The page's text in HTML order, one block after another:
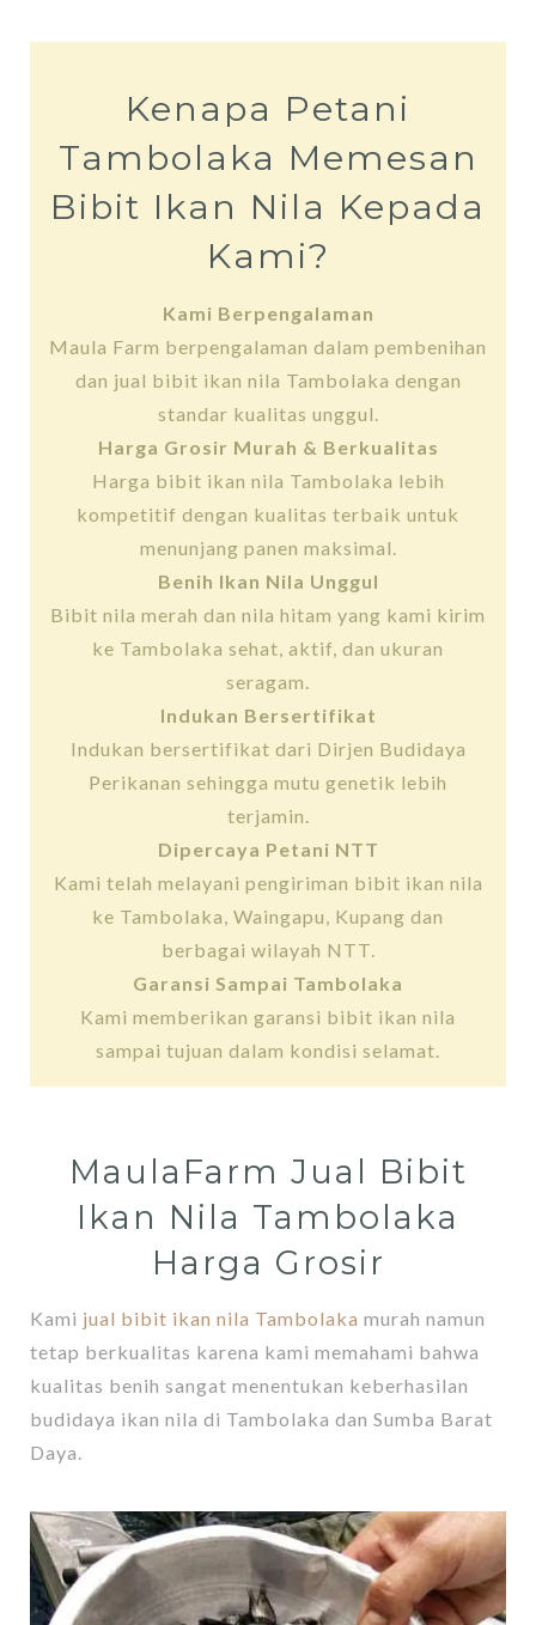
Kenapa Petani
Tambolaka Memesan
Bibit Ikan Nila Kepada
Kami?
Kami Berpengalaman
Maula Farm berpengalaman dalam pembenihan
dan jual bibit ikan nila Tambolaka dengan
standar kualitas unggul.
Harga Grosir Murah & Berkualitas
Harga bibit ikan nila Tambolaka lebih
kompetitif dengan kualitas terbaik untuk
menunjang panen maksimal.
Benih Ikan Nila Unggul
Bibit nila merah dan nila hitam yang kami kirim
ke Tambolaka sehat, aktif, dan ukuran
seragam.
Indukan Bersertifikat
Indukan bersertifikat dari Dirjen Budidaya
Perikanan sehingga mutu genetik lebih
terjamin.
Dipercaya Petani NTT
Kami telah melayani pengiriman bibit ikan nila
ke Tambolaka, Waingapu, Kupang dan
berbagai wilayah NTT.
Garansi Sampai Tambolaka
Kami memberikan garansi bibit ikan nila
sampai tujuan dalam kondisi selamat.
MaulaFarm Jual Bibit
Ikan Nila Tambolaka
Harga Grosir
Kami jual bibit ikan nila Tambolaka murah namun
tetap berkualitas karena kami memahami bahwa
kualitas benih sangat menentukan keberhasilan
budidaya ikan nila di Tambolaka dan Sumba Barat
Daya.